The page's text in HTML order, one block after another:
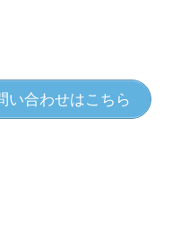
い合わせはこちら